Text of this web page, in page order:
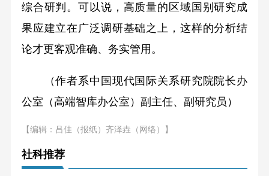
综合研判。可以说，高质量的区域国别研究成
果应建立在广泛调研基础之上，这样的分析结
论才更客观准确、务实管用。
（作者系中国现代国际关系研究院院长办
公室（高端智库办公室）副主任、副研究员）
【编辑：吕佳（报纸）齐泽垚（网络）】
社科推荐